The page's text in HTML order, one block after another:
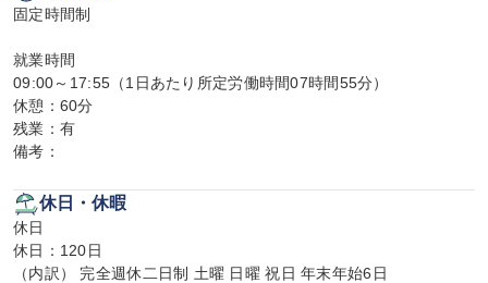
固定時間制
就業時間
09:00～17:55（1日あたり所定労働時間07時間55分）
休憩：60分
残業：有
備考：
休日・休暇
休日
休日：120日
（内訳） 完全週休二日制 土曜 日曜 祝日 年末年始6日